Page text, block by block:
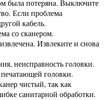
была потеряна. Выключите
Если проблема
кабель.
со сканером.
Извлеките и снова
неисправность головки.
головки.
чистый, так как
санитарной обработки.